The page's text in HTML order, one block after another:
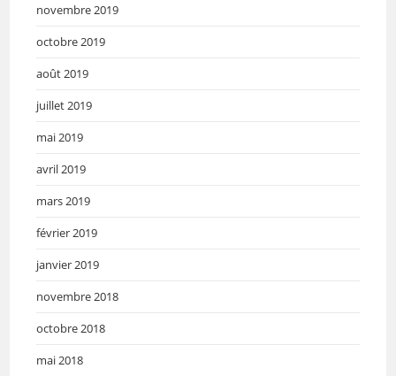
novembre 2019
octobre 2019
août 2019
juillet 2019
mai 2019
avril 2019
mars 2019
février 2019
janvier 2019
novembre 2018
octobre 2018
mai 2018